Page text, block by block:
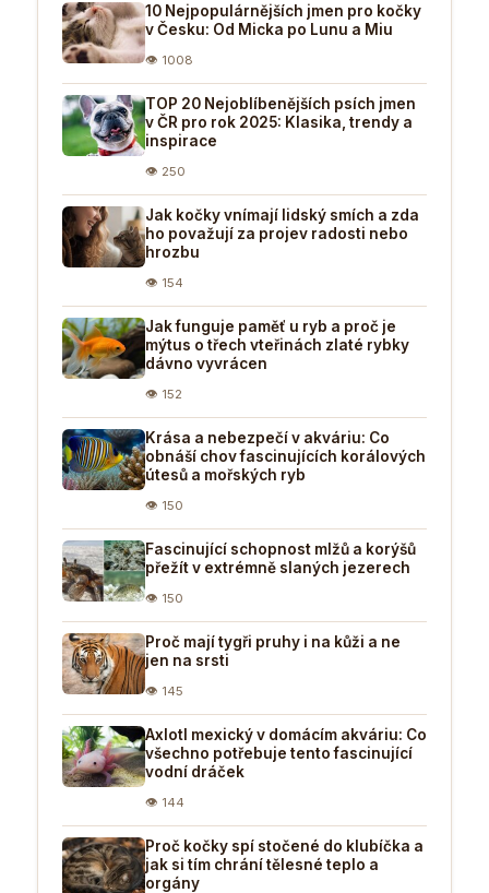
10 Nejpopulárnějších jmen pro kočky
v Česku: Od Micka po Lunu a Miu
👁 1008
TOP 20 Nejoblíbenějších psích jmen
v ČR pro rok 2025: Klasika, trendy a
inspirace
👁 250
Jak kočky vnímají lidský smích a zda
ho považují za projev radosti nebo
hrozbu
👁 154
Jak funguje paměť u ryb a proč je
mýtus o třech vteřinách zlaté rybky
dávno vyvrácen
👁 152
Krása a nebezpečí v akváriu: Co
obnáší chov fascinujících korálových
útesů a mořských ryb
👁 150
Fascinující schopnost mlžů a korýšů
přežít v extrémně slaných jezerech
👁 150
Proč mají tygři pruhy i na kůži a ne
jen na srsti
👁 145
Axlotl mexický v domácím akváriu: Co
všechno potřebuje tento fascinující
vodní dráček
👁 144
Proč kočky spí stočené do klubíčka a
jak si tím chrání tělesné teplo a
orgány